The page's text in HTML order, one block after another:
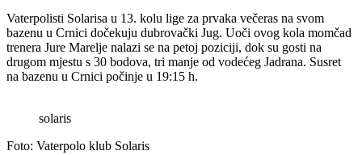
Vaterpolisti Solarisa u 13. kolu lige za prvaka večeras na svom
bazenu u Crnici dočekuju dubrovački Jug. Uoči ovog kola momčad
trenera Jure Marelje nalazi se na petoj poziciji, dok su gosti na
drugom mjestu s 30 bodova, tri manje od vodećeg Jadrana. Susret
na bazenu u Crnici počinje u 19:15 h.
solaris
Foto: Vaterpolo klub Solaris